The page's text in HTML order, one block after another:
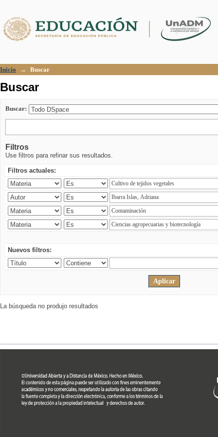
Inicio → Buscar
Buscar
Buscar:
Filtros
Use filtros para refinar sus resultados.
Filtros actuales:
Nuevos filtros:
La búsqueda no produjo resultados